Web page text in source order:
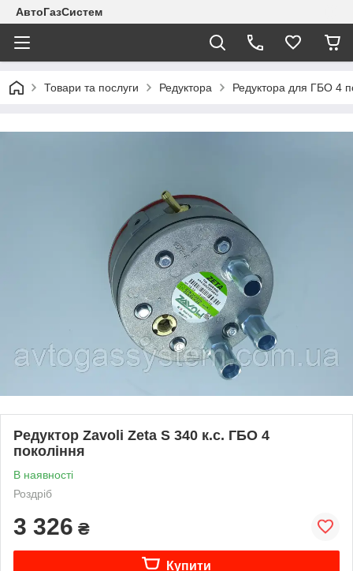
АвтоГазСистем
Товари та послуги Редуктора Редуктора для ГБО 4
Редуктор Zavoli Zeta S 340 к.с. ГБО 4
покоління
В наявності
Роздріб
3 326 ₴
Купити